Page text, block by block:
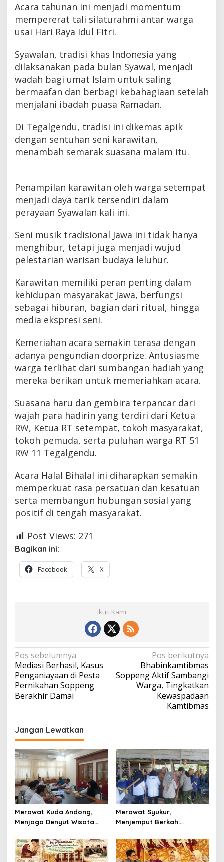
Acara tahunan ini menjadi momentum
mempererat tali silaturahmi antar warga
usai Hari Raya Idul Fitri.
Syawalan, tradisi khas Indonesia yang
dilaksanakan pada bulan Syawal, menjadi
wadah bagi umat Islam untuk saling
bermaafan dan berbagi kebahagiaan setelah
menjalani ibadah puasa Ramadan.
Di Tegalgendu, tradisi ini dikemas apik
dengan sentuhan seni karawitan,
menambah semarak suasana malam itu.
Penampilan karawitan oleh warga setempat
menjadi daya tarik tersendiri dalam
perayaan Syawalan kali ini.
Seni musik tradisional Jawa ini tidak hanya
menghibur, tetapi juga menjadi wujud
pelestarian warisan budaya leluhur.
Karawitan memiliki peran penting dalam
kehidupan masyarakat Jawa, berfungsi
sebagai hiburan, bagian dari ritual, hingga
media ekspresi seni.
Kemeriahan acara semakin terasa dengan
adanya pengundian doorprize. Antusiasme
warga terlihat dari sumbangan hadiah yang
mereka berikan untuk memeriahkan acara.
Suasana haru dan gembira terpancar dari
wajah para hadirin yang terdiri dari Ketua
RW, Ketua RT setempat, tokoh masyarakat,
tokoh pemuda, serta puluhan warga RT 51
RW 11 Tegalgendu.
Acara Halal Bihalal ini diharapkan semakin
memperkuat rasa persatuan dan kesatuan
serta membangun hubungan sosial yang
positif di tengah masyarakat.
Post Views: 271
Bagikan ini:
Facebook X
Ikuti Kami
Navigasi
pos
Pos sebelumnya
Mediasi Berhasil, Kasus
Penganiayaan di Pesta
Pernikahan Soppeng
Berakhir Damai
Pos berikutnya
Bhabinkamtibmas
Soppeng Aktif Sambangi
Warga, Tingkatkan
Kewaspadaan
Kamtibmas
Jangan Lewatkan
Merawat Kuda Andong,
Menjaga Denyut Wisata
Merawat Syukur,
Menjemput Berkah:
Mappadendang di Tanah
Laringg